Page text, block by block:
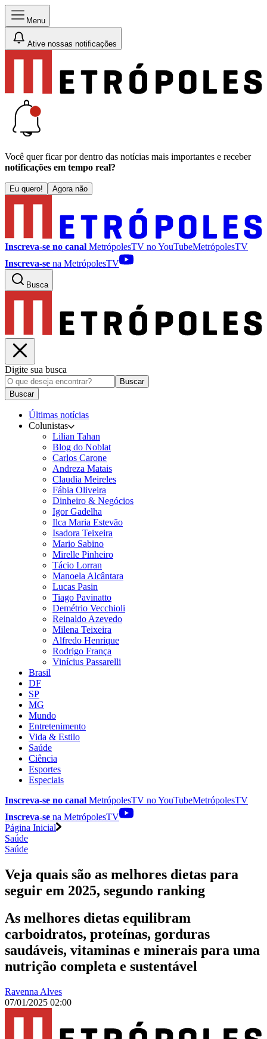
Menu
Ative nossas notificações
Você quer ficar por dentro das notícias mais importantes e receber
notificações em tempo real?
Eu quero! Agora não
Inscreva-se no canal MetrópolesTV noYouTubeMetrópolesTV
Inscreva-se na MetrópolesTV
Busca
Digite sua busca
Buscar
Buscar
Últimas notícias
Colunistas
Lilian Tahan
Blog do Noblat
Carlos Carone
Andreza Matais
Claudia Meireles
Fábia Oliveira
Dinheiro & Negócios
Igor Gadelha
Ilca Maria Estevão
Isadora Teixeira
Mario Sabino
Mirelle Pinheiro
Tácio Lorran
Manoela Alcântara
Lucas Pasin
Tiago Pavinatto
Demétrio Vecchioli
Reinaldo Azevedo
Milena Teixeira
Alfredo Henrique
Rodrigo França
Vinícius Passarelli
Brasil
DF
SP
MG
Mundo
Entretenimento
Vida & Estilo
Saúde
Ciência
Esportes
Especiais
Inscreva-se no canal MetrópolesTV noYouTubeMetrópolesTV
Inscreva-se na MetrópolesTV
Página Inicial
Saúde
Saúde
Veja quais são as melhores dietas para
seguir em 2025, segundo ranking
As melhores dietas equilibram
carboidratos, proteínas, gorduras
saudáveis, vitaminas e minerais para uma
nutrição completa e sustentável
Ravenna Alves
07/01/2025 02:00